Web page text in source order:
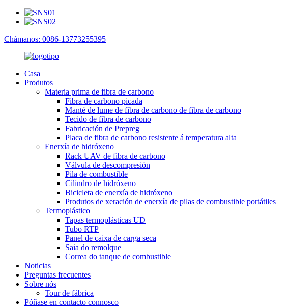
Chámanos: 0086-13773255395
Casa
Produtos
Materia prima de fibra de carbono
Fibra de carbono picada
Manté de lume de fibra de carbono de fibra de carbono
Tecido de fibra de carbono
Fabricación de Prepreg
Placa de fibra de carbono resistente á temperatura alta
Enerxía de hidróxeno
Rack UAV de fibra de carbono
Válvula de descompresión
Pila de combustible
Cilindro de hidróxeno
Bicicleta de enerxía de hidróxeno
Produtos de xeración de enerxía de pilas de combustible portátiles
Termoplástico
Tapas termoplásticas UD
Tubo RTP
Panel de caixa de carga seca
Saia do remolque
Correa do tanque de combustible
Noticias
Preguntas frecuentes
Sobre nós
Tour de fábrica
Póñase en contacto connosco